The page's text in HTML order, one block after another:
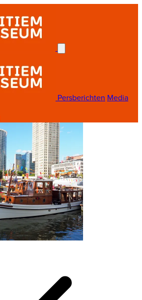
Persberichten Media